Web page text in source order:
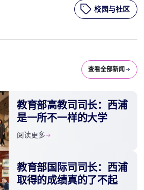
校园与社区
查看全部新闻
教育部高教司司长：西浦
是一所不一样的大学
阅读更多
教育部国际司司长：西浦
取得的成绩真的了不起